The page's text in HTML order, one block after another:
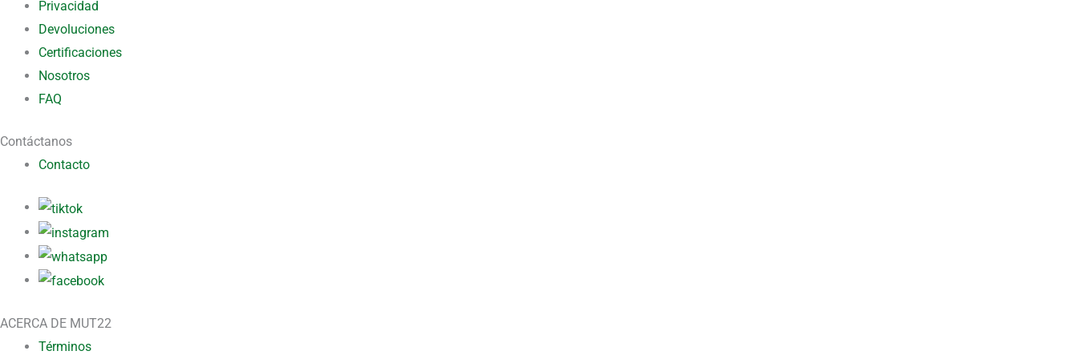
Privacidad
Devoluciones
Certificaciones
Nosotros
FAQ
Contáctanos
Contacto
ACERCA DE MUT22
Términos